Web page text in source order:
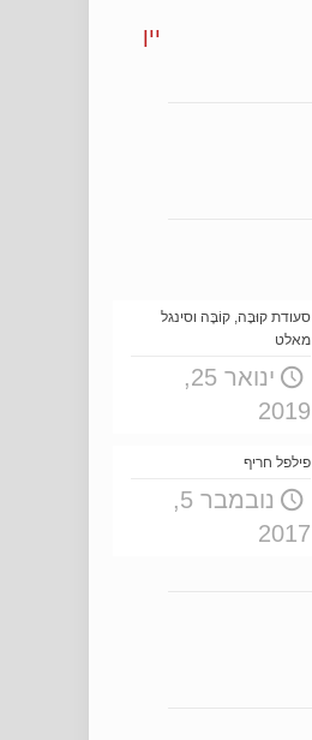
יין
סעודת קוּבָּה, קוֹבֶּה וסינגל
מאלט
ינואר 25,
2019
פילפל חריף
נובמבר 5,
2017